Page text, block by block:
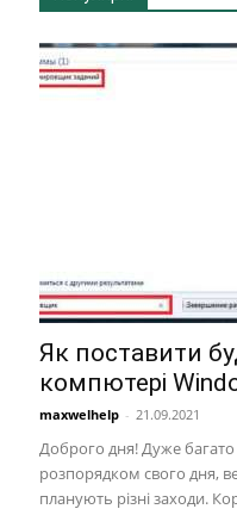
Як поставити
компютері
maxwelhelp - 21.09.2021
Доброго дня! Дуже багато
розпорядком свого дня,
планують різні заходи.